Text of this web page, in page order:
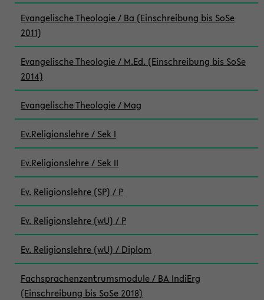
Evangelische Theologie / Ba (Einschreibung bis SoSe
2011)
Evangelische Theologie / M.Ed. (Einschreibung bis SoSe
2014)
Evangelische Theologie / Mag
Ev.Religionslehre / Sek I
Ev.Religionslehre / Sek II
Ev. Religionslehre (SP) / P
Ev. Religionslehre (wU) / P
Ev. Religionslehre (wU) / Diplom
Fachsprachenzentrumsmodule / BA IndiErg
(Einschreibung bis SoSe 2018)